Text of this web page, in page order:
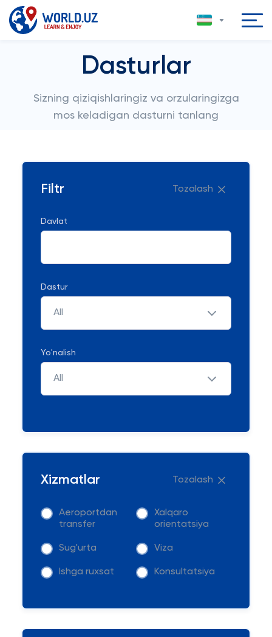
Dasturlar
Sizning qiziqishlaringiz va orzularingizga
mos keladigan dasturni tanlang
Filtr Tozalash
Davlat
Dastur
All
Yo'nalish
All
Xizmatlar Tozalash
Aeroportdan
transfer
Xalqaro
orientatsiya
Sug'urta Viza
Ishga ruxsat Konsultatsiya